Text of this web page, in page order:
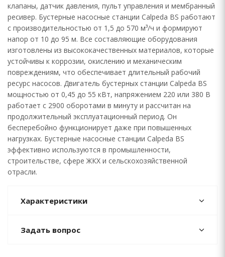
клапаны, датчик давления, пульт управления и мембранный
ресивер. Бустерные насосные станции Calpeda BS работают
с производительностью от 1,5 до 570 м³/ч и формируют
напор от 10 до 95 м. Все составляющие оборудования
изготовлены из высококачественных материалов, которые
устойчивы к коррозии, окислению и механическим
повреждениям, что обеспечивает длительный рабочий
ресурс насосов. Двигатель бустерных станции Calpeda BS
мощностью от 0,45 до 55 кВт, напряжением 220 или 380 В
работает с 2900 оборотами в минуту и рассчитан на
продолжительный эксплуатационный период. Он
бесперебойно функционирует даже при повышенных
нагрузках. Бустерные насосные станции Calpeda BS
эффективно используются в промышленности,
строительстве, сфере ЖКХ и сельскохозяйственной
отрасли.
Характеристики
Задать вопрос